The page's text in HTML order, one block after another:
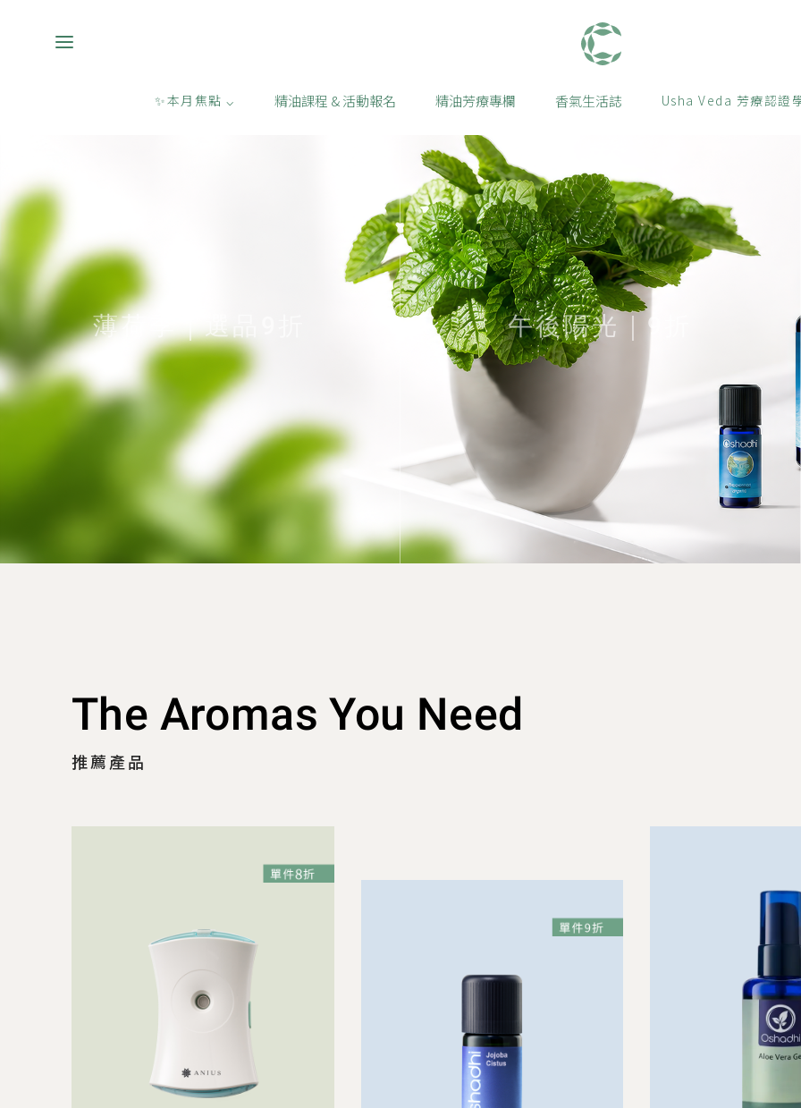
肯園 Canjune
✨本月焦點 ⌵ 精油課程 & 活動報名 精油芳療專欄 香氣生活誌 Usha Veda 芳療認證
薄荷季｜選品9折 午後陽光｜9折
The Aromas You Need
推薦產品